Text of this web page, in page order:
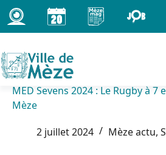
Passer
au
contenu
MED Sevens 2024 : Le Rugby à 7
Mèze
2 juillet 2024
Mèze actu,